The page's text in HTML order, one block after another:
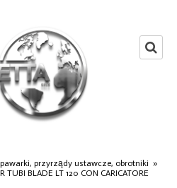
przyrządy ustawcze, obrotniki »
TUBI BLADE LT 120 CON CARICATORE